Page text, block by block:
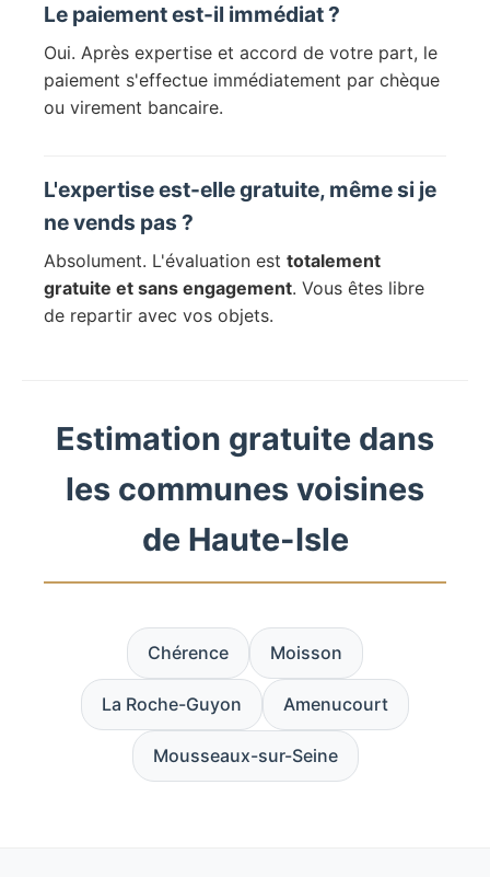
Le paiement est-il immédiat ?
Oui. Après expertise et accord de votre part, le
paiement s'effectue immédiatement par chèque
ou virement bancaire.
L'expertise est-elle gratuite, même si je
ne vends pas ?
Absolument. L'évaluation est totalement
gratuite et sans engagement. Vous êtes libre
de repartir avec vos objets.
Estimation gratuite dans
les communes voisines
de Haute-Isle
Chérence Moisson
La Roche-Guyon Amenucourt
Mousseaux-sur-Seine